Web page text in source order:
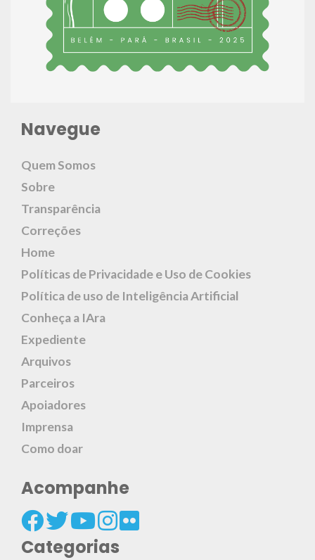
Navegue
Quem Somos
Sobre
Transparência
Correções
Home
Políticas de Privacidade e Uso de Cookies
Política de uso de Inteligência Artificial
Conheça a IAra
Expediente
Arquivos
Parceiros
Apoiadores
Imprensa
Como doar
Acompanhe
Categorias